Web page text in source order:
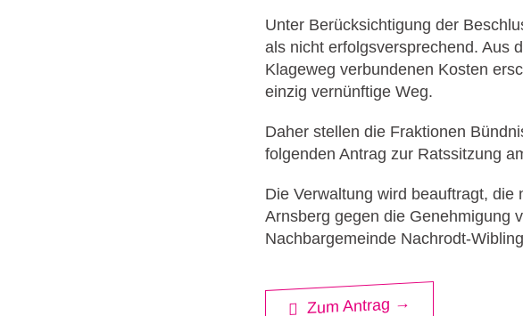
Unter Berücksichtigung der
als nicht erfolgsversprechend. Aus
Klageweg verbundenen Kosten
einzig vernünftige Weg.
Daher stellen die Fraktionen
folgenden Antrag zur Ratssitzung
Die Verwaltung wird beauftragt,
Arnsberg gegen die Genehmigung
Nachbargemeinde Nachrodt-
Zum Antrag →